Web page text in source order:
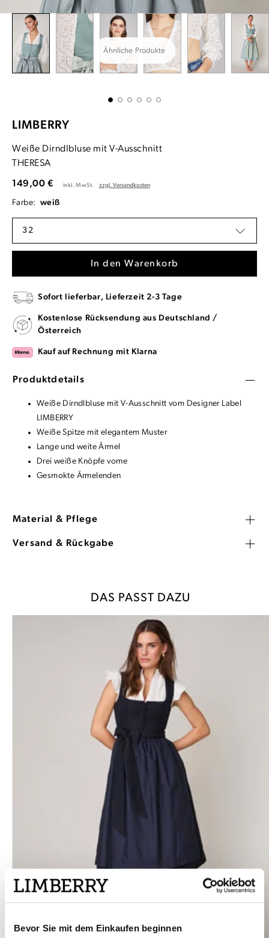
Bevor Sie mit dem Einkaufen beginnen
Ähnliche Produkte
LIMBERRY
Weiße Dirndlbluse mit V-Ausschnitt
THERESA
149,00 € inkl. MwSt. zzgl. Versandkosten
Farbe: weiß
32
In den Warenkorb
Sofort lieferbar, Lieferzeit 2-3 Tage
Kostenlose Rücksendung aus Deutschland /
Österreich
Kauf auf Rechnung mit Klarna
Produktdetails
Weiße Dirndlbluse mit V-Ausschnitt vom Designer Label
LIMBERRY
Weiße Spitze mit elegantem Muster
Lange und weite Ärmel
Drei weiße Knöpfe vorne
Gesmokte Ärmelenden
Material & Pflege
Versand & Rückgabe
DAS PASST DAZU